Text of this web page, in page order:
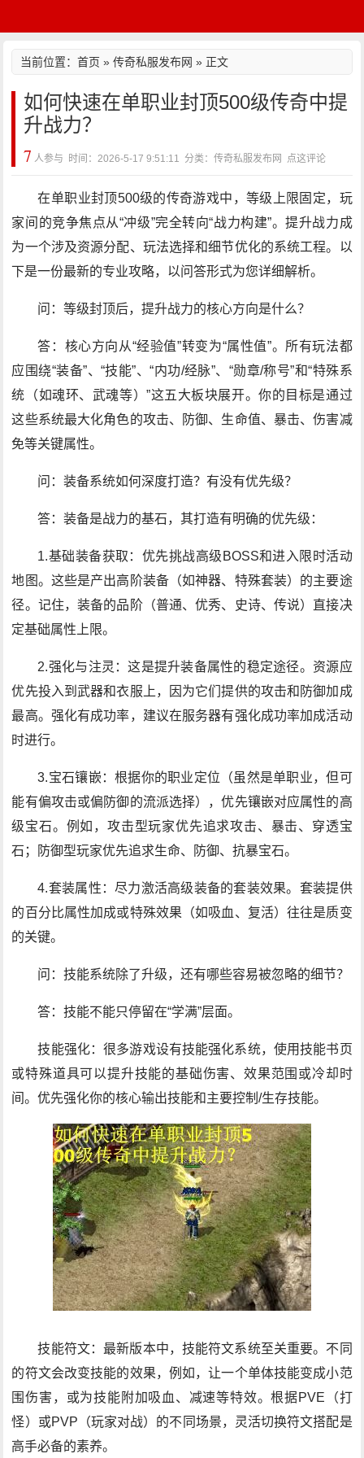
当前位置：首页 »传奇私服发布网 » 正文
如何快速在单职业封顶500级传奇中提
升战力？
7 人参与 时间：2026-5-17 9:51:11 分类：传奇私服发布网 点这评论
在单职业封顶500级的传奇游戏中，等级上限固定，玩
家间的竞争焦点从“冲级”完全转向“战力构建”。提升战力成
为一个涉及资源分配、玩法选择和细节优化的系统工程。以
下是一份最新的专业攻略，以问答形式为您详细解析。
问：等级封顶后，提升战力的核心方向是什么？
答：核心方向从“经验值”转变为“属性值”。所有玩法都
应围绕“装备”、“技能”、“内功/经脉”、“勋章/称号”和“特殊系
统（如魂环、武魂等）”这五大板块展开。你的目标是通过
这些系统最大化角色的攻击、防御、生命值、暴击、伤害减
免等关键属性。
问：装备系统如何深度打造？有没有优先级？
答：装备是战力的基石，其打造有明确的优先级：
1.基础装备获取：优先挑战高级BOSS和进入限时活动
地图。这些是产出高阶装备（如神器、特殊套装）的主要途
径。记住，装备的品阶（普通、优秀、史诗、传说）直接决
定基础属性上限。
2.强化与注灵：这是提升装备属性的稳定途径。资源应
优先投入到武器和衣服上，因为它们提供的攻击和防御加成
最高。强化有成功率，建议在服务器有强化成功率加成活动
时进行。
3.宝石镶嵌：根据你的职业定位（虽然是单职业，但可
能有偏攻击或偏防御的流派选择），优先镶嵌对应属性的高
级宝石。例如，攻击型玩家优先追求攻击、暴击、穿透宝
石；防御型玩家优先追求生命、防御、抗暴宝石。
4.套装属性：尽力激活高级装备的套装效果。套装提供
的百分比属性加成或特殊效果（如吸血、复活）往往是质变
的关键。
问：技能系统除了升级，还有哪些容易被忽略的细节？
答：技能不能只停留在“学满”层面。
技能强化：很多游戏设有技能强化系统，使用技能书页
或特殊道具可以提升技能的基础伤害、效果范围或冷却时
间。优先强化你的核心输出技能和主要控制/生存技能。
技能符文：最新版本中，技能符文系统至关重要。不同
的符文会改变技能的效果，例如，让一个单体技能变成小范
围伤害，或为技能附加吸血、减速等特效。根据PVE（打
怪）或PVP（玩家对战）的不同场景，灵活切换符文搭配是
高手必备的素养。